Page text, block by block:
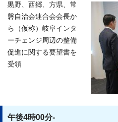
黒野、西郷、方県、常
磐自治会連合会会長か
ら（仮称）岐阜インタ
ーチェンジ周辺の整備
促進に関する要望書を
受領
午後4時00分-